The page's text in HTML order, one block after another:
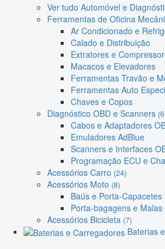
Ver tudo Automóvel e
Ferramentas de Oficina
Ar Condicionado e
Calado e Distribuição
Extratores e
Macacos e Elevadores
Ferramentas Travão e
Ferramentas Auto
Chaves e Copos
Diagnóstico OBD e Scanners
Cabos e Adaptadores
Emuladores AdBlue
Scanners e Interfaces
Programação ECU e
Acessórios Carro (24)
Acessórios Moto (8)
Baús e Porta-Capacetes
Porta-bagagens e Malas
Acessórios Bicicleta (7)
Baterias